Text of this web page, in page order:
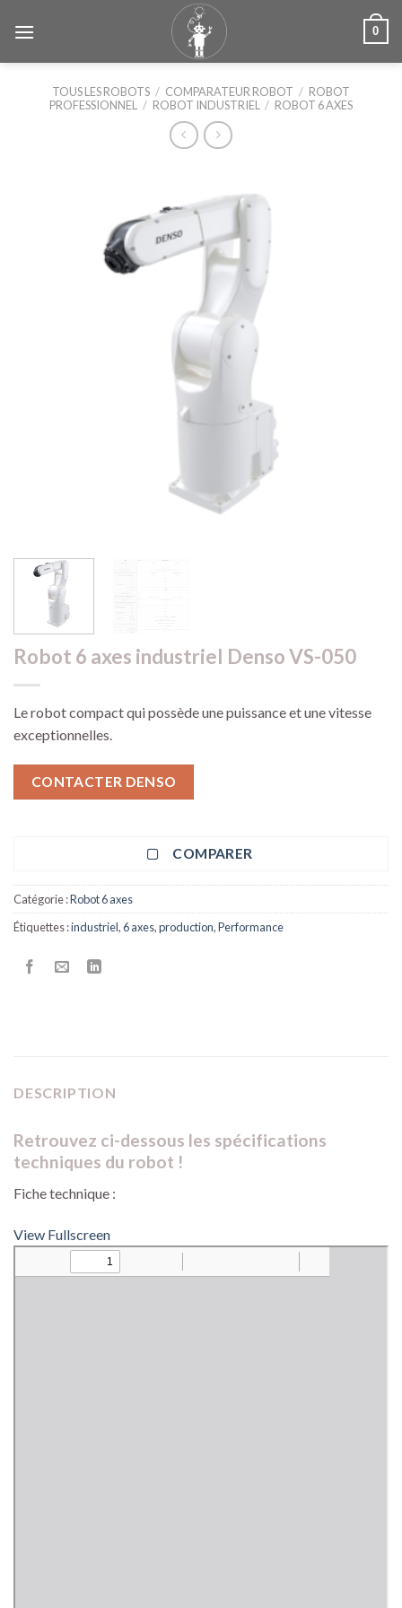
0
TOUS LES ROBOTS / COMPARATEUR ROBOT / ROBOT
PROFESSIONNEL
/ ROBOT INDUSTRIEL / ROBOT 6 AXES
Robot 6 axes industriel Denso VS-050
Le robot compact qui possède une puissance et une vitesse
exceptionnelles.
CONTACTER DENSO
COMPARER
Catégorie :Robot 6 axes
Étiquettes :industriel,6 axes,production,Performance
DESCRIPTION
Retrouvez ci-dessous les spécifications
techniques du robot !
Fiche technique :
View Fullscreen